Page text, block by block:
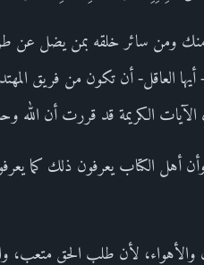
منك ومن سائر خلقه بمن يضل عن
أيها العاقل- أن تكون من فريق
الكريمة قد قررت أن الله
أهل الكتاب يعرفون ذلك كما
والأهواء، لأن طلب الحق